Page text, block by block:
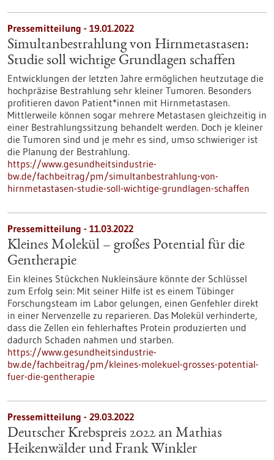
Pressemitteilung - 19.01.2022
Simultanbestrahlung von Hirnmetastasen:
Studie soll wichtige Grundlagen schaffen
Entwicklungen der letzten Jahre ermöglichen heutzutage die
hochpräzise Bestrahlung sehr kleiner Tumoren. Besonders
profitieren davon Patient*innen mit Hirnmetastasen.
Mittlerweile können sogar mehrere Metastasen gleichzeitig in
einer Bestrahlungssitzung behandelt werden. Doch je kleiner
die Tumoren sind und je mehr es sind, umso schwieriger ist
die Planung der Bestrahlung.
https://www.gesundheitsindustrie-
bw.de/fachbeitrag/pm/simultanbestrahlung-von-
hirnmetastasen-studie-soll-wichtige-grundlagen-schaffen
Pressemitteilung - 11.03.2022
Kleines Molekül – großes Potential für die
Gentherapie
Ein kleines Stückchen Nukleinsäure könnte der Schlüssel
zum Erfolg sein: Mit seiner Hilfe ist es einem Tübinger
Forschungsteam im Labor gelungen, einen Genfehler direkt
in einer Nervenzelle zu reparieren. Das Molekül verhinderte,
dass die Zellen ein fehlerhaftes Protein produzierten und
dadurch Schaden nahmen und starben.
https://www.gesundheitsindustrie-
bw.de/fachbeitrag/pm/kleines-molekuel-grosses-potential-
fuer-die-gentherapie
Pressemitteilung - 29.03.2022
Deutscher Krebspreis 2022 an Mathias
Heikenwälder und Frank Winkler